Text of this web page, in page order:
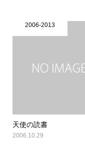
2006-2013
天使の読書
2006.10.29